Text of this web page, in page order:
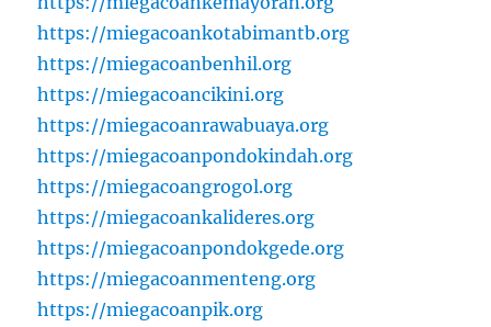
https://miegacoankotabimantb.org
https://miegacoanbenhil.org
https://miegacoancikini.org
https://miegacoanrawabuaya.org
https://miegacoanpondokindah.org
https://miegacoangrogol.org
https://miegacoankalideres.org
https://miegacoanpondokgede.org
https://miegacoanmenteng.org
https://miegacoanpik.org